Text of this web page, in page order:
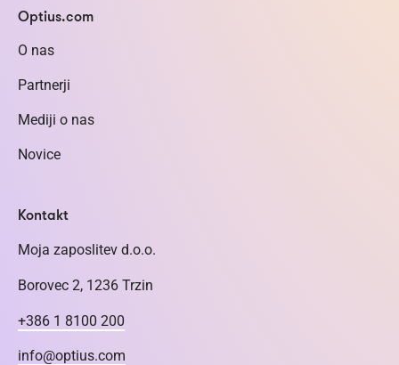
Optius.com
O nas
Partnerji
Mediji o nas
Novice
Kontakt
Moja zaposlitev d.o.o.
Borovec 2, 1236 Trzin
+386 1 8100 200
info@optius.com